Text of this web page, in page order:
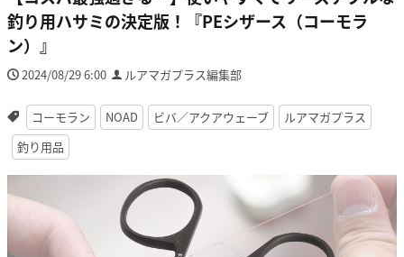
釣り用ハサミの決定版！『PEシザース（コーモラ
ン）』
2024/08/29 6:00 ルアマガプラス編集部
コーモラン NOAD ビバ／アクアウェーブ
ルアマガプラス
釣り用品